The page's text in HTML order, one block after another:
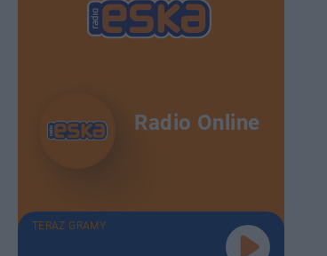
Radio Online
TERAZ GRAMY